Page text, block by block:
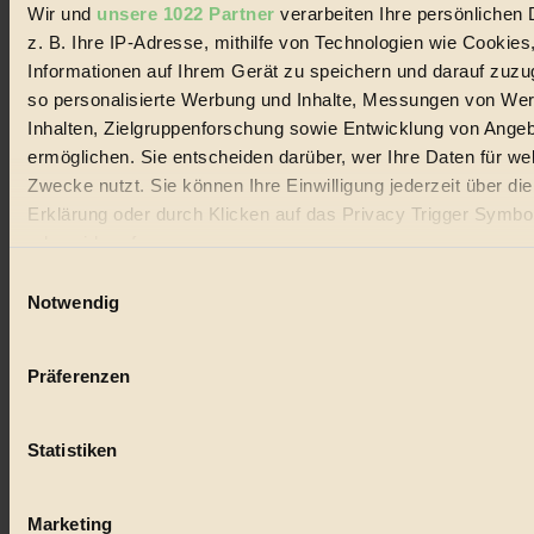
Wir und unsere 1022 Partner verarbeiten Ihre persönlichen
z. B. Ihre IP-Adresse, mithilfe von Technologien wie
Informationen auf Ihrem Gerät zu speichern und darauf
so personalisierte Werbung und Inhalte, Messungen von
Inhalten, Zielgruppenforschung sowie Entwicklung von
ermöglichen. Sie entscheiden darüber, wer Ihre Daten für
Zwecke nutzt. Sie können Ihre Einwilligung jederzeit über
Erklärung oder durch Klicken auf das Privacy Trigger
oder widerrufen
Wenn Sie es erlauben, würden wir auch gerne:
Ihr Gerät durch aktives Scannen nach bestimmten
Erfahren Sie mehr darüber, wie Ihre persönlichen Daten
Notwendig
Präferenzen
Statistiken
Marketing
Lebensmittel
Natur
Essen